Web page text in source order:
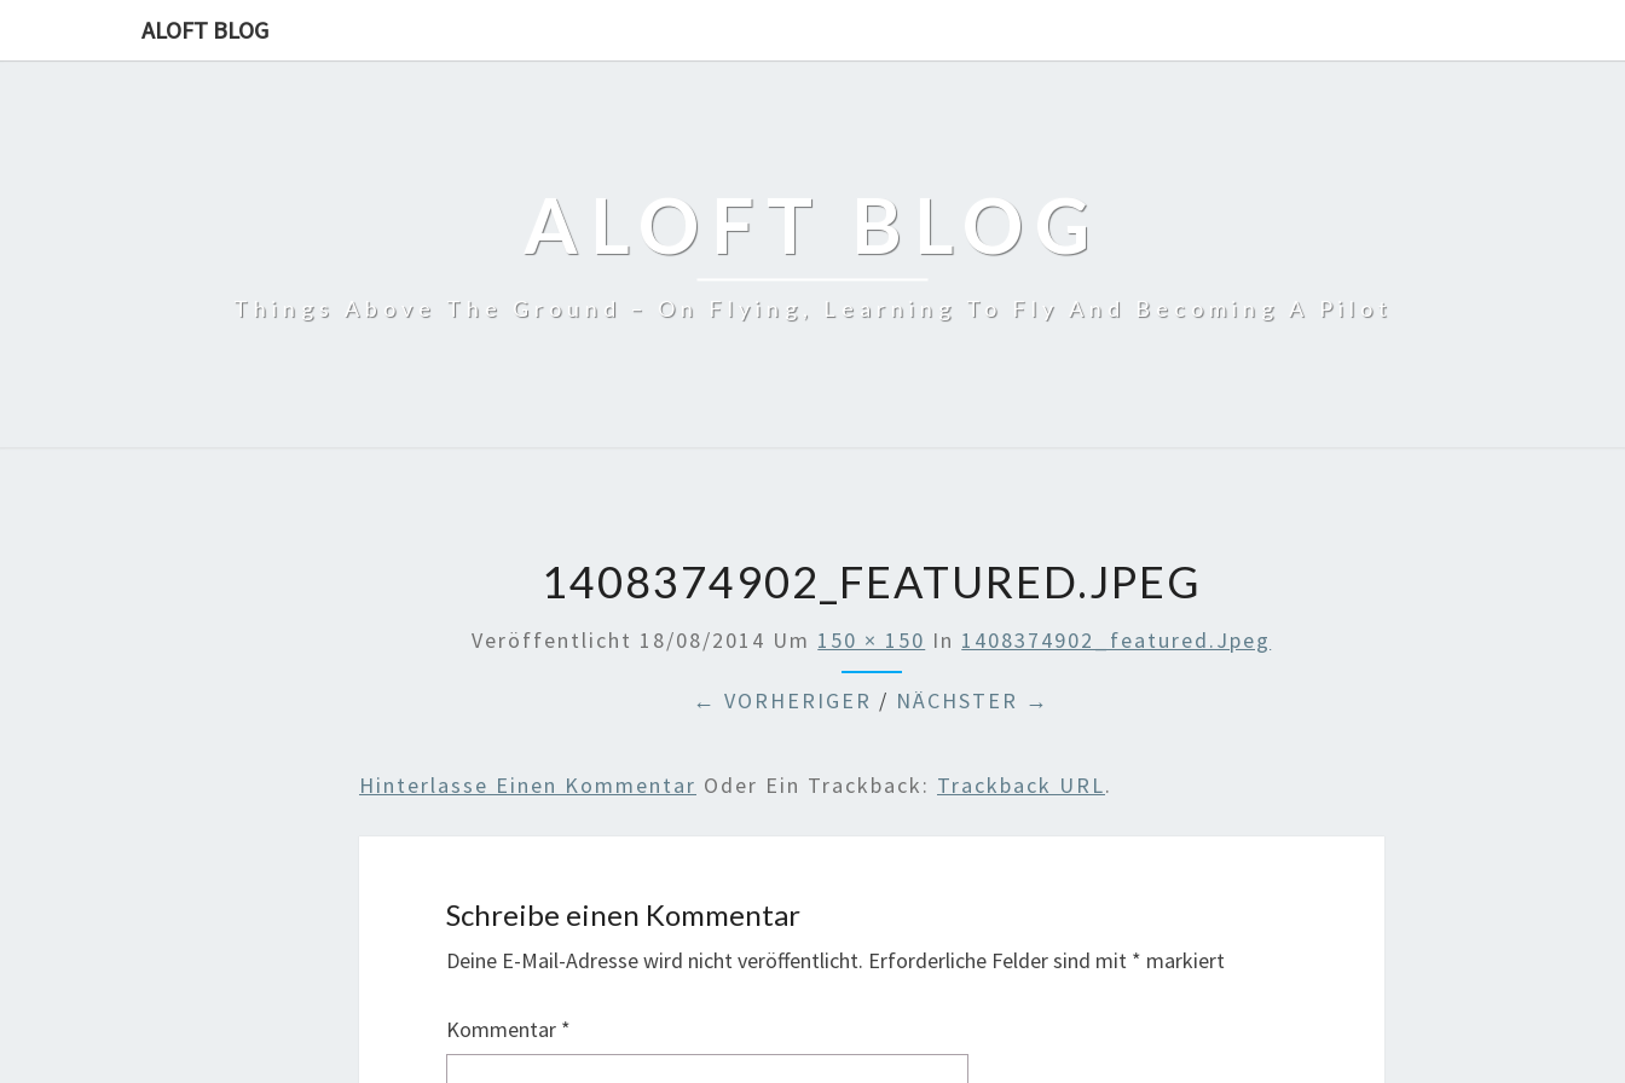
ALOFT BLOG
ALOFT BLOG
Things Above The Ground – On Flying, Learning To Fly And Becoming A Pilot
1408374902_FEATURED.JPEG
Veröffentlicht 18/08/2014 Um 150 × 150 In 1408374902_featured.jpeg
← VORHERIGER / NÄCHSTER →
Hinterlasse Einen Kommentar Oder Ein Trackback: Trackback URL.
Schreibe einen Kommentar
Deine E-Mail-Adresse wird nicht veröffentlicht. Erforderliche Felder sind mit * markiert
Kommentar *